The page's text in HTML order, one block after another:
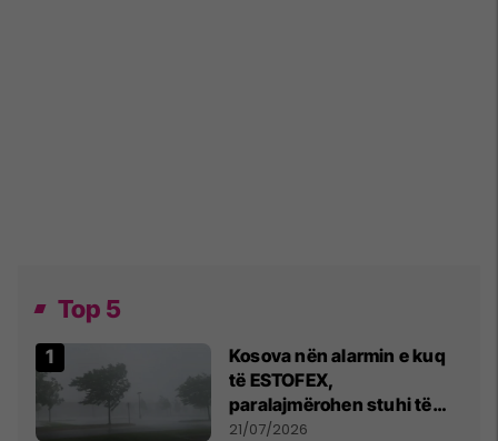
Top 5
Kosova nën alarmin e kuq
të ESTOFEX,
paralajmërohen stuhi të
fuqishme me breshër dhe
21/07/2026